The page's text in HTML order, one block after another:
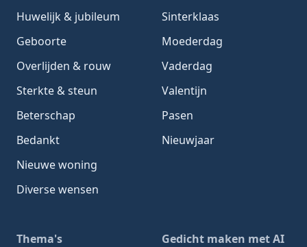
Huwelijk & jubileum
Geboorte
Overlijden & rouw
Sterkte & steun
Beterschap
Bedankt
Nieuwe woning
Diverse wensen
Sinterklaas
Moederdag
Vaderdag
Valentijn
Pasen
Nieuwjaar
Thema's
Gedicht maken met AI